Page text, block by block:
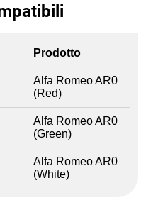
Prodotto
Alfa Romeo AR0
(Red)
Alfa Romeo AR0
(Green)
Alfa Romeo AR0
(White)